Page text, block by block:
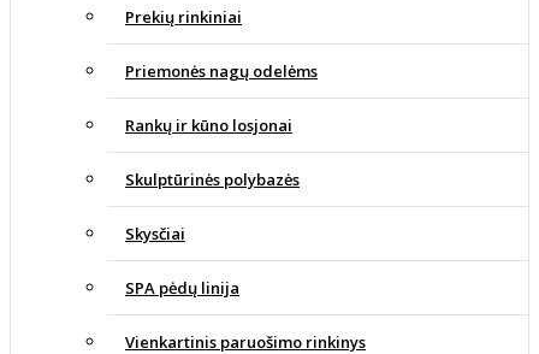
Prekių rinkiniai
Priemonės nagų odelėms
Rankų ir kūno losjonai
Skulptūrinės polybazės
Skysčiai
SPA pėdų linija
Vienkartinis paruošimo rinkinys